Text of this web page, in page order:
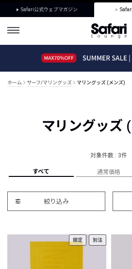
Safari公式ウェブマガジン
ホーム サーフ/マリングッズ マリングッズ (メンズ)
マリングッズ
対象件数 : 3件
すべて 通常価格
絞り込み
限定 別注